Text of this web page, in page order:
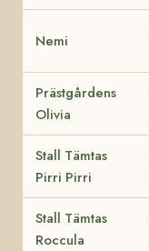
Nemi
Prästgårdens
Olivia
Stall Tämtas
Pirri Pirri
Stall Tämtas
Roccula